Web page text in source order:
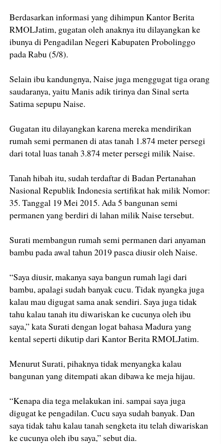
Berdasarkan informasi yang dihimpun Kantor Berita
RMOLJatim, gugatan oleh anaknya itu dilayangkan ke
ibunya di Pengadilan Negeri Kabupaten Probolinggo
pada Rabu (5/8).
Selain ibu kandungnya, Naise juga menggugat tiga orang
saudaranya, yaitu Manis adik tirinya dan Sinal serta
Satima sepupu Naise.
Gugatan itu dilayangkan karena mereka mendirikan
rumah semi permanen di atas tanah 1.874 meter persegi
dari total luas tanah 3.874 meter persegi milik Naise.
Tanah hibah itu, sudah terdaftar di Badan Pertanahan
Nasional Republik Indonesia sertifikat hak milik Nomor:
35. Tanggal 19 Mei 2015. Ada 5 bangunan semi
permanen yang berdiri di lahan milik Naise tersebut.
Surati membangun rumah semi permanen dari anyaman
bambu pada awal tahun 2019 pasca diusir oleh Naise.
“Saya diusir, makanya saya bangun rumah lagi dari
bambu, apalagi sudah banyak cucu. Tidak nyangka juga
kalau mau digugat sama anak sendiri. Saya juga tidak
tahu kalau tanah itu diwariskan ke cucunya oleh ibu
saya,” kata Surati dengan logat bahasa Madura yang
kental seperti dikutip dari Kantor Berita RMOLJatim.
Menurut Surati, pihaknya tidak menyangka kalau
bangunan yang ditempati akan dibawa ke meja hijau.
“Kenapa dia tega melakukan ini. sampai saya juga
digugat ke pengadilan. Cucu saya sudah banyak. Dan
saya tidak tahu kalau tanah sengketa itu telah diwariskan
ke cucunya oleh ibu saya,” sebut dia.